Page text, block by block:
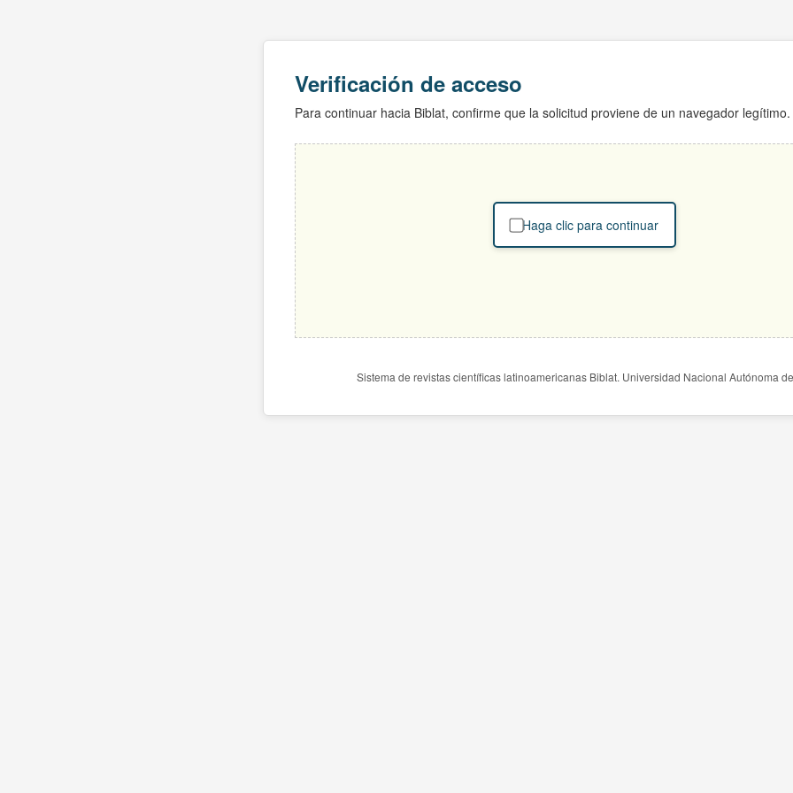
Verificación de acceso
Para continuar hacia Biblat, confirme que la solicitud proviene de un navegador legítimo.
Haga clic para continuar
Sistema de revistas científicas latinoamericanas Biblat. Universidad Nacional Autónoma